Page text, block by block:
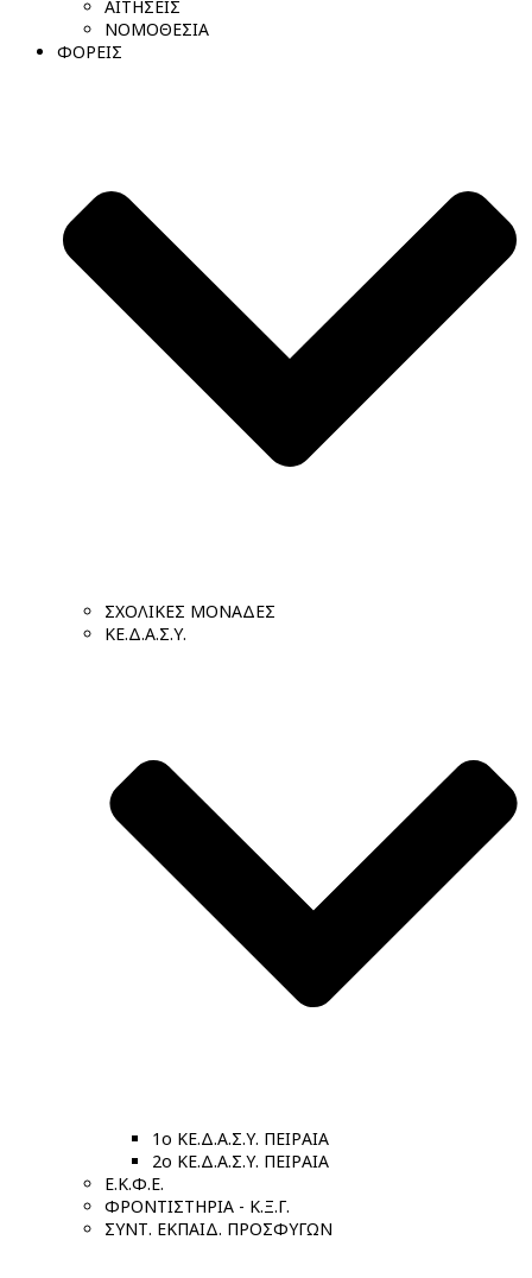
ΑΙΤΗΣΕΙΣ
ΝΟΜΟΘΕΣΙΑ
ΦΟΡΕΙΣ
ΣΧΟΛΙΚΕΣ ΜΟΝΑΔΕΣ
ΚΕ.Δ.Α.Σ.Υ.
1ο ΚΕ.Δ.Α.Σ.Υ. ΠΕΙΡΑΙΑ
2ο ΚΕ.Δ.Α.Σ.Υ. ΠΕΙΡΑΙΑ
Ε.Κ.Φ.Ε.
ΦΡΟΝΤΙΣΤΗΡΙΑ - Κ.Ξ.Γ.
ΣΥΝΤ. ΕΚΠΑΙΔ. ΠΡΟΣΦΥΓΩΝ